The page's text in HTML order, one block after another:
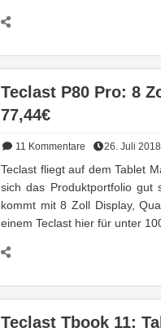
Teclast P80 Pro: 8
77,44€
11 Kommentare 26. Juli 2018
Teclast fliegt auf dem Tablet
sich das Produktportfolio gut
kommt mit 8 Zoll Display,
einem Teclast hier für unter
Teclast Tbook 11: